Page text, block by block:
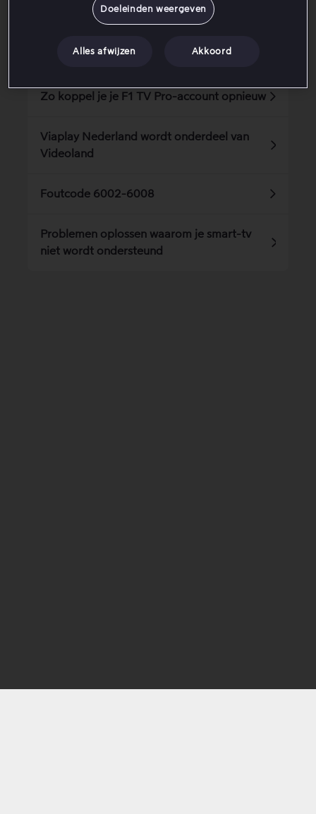
Gerelateerde artikelen
Zo koppel je je F1 TV Pro-account opnieuw
Viaplay Nederland wordt onderdeel van
Videoland
Foutcode 6002-6008
Problemen oplossen waarom je smart-tv
niet wordt ondersteund
Doeleinden weergeven
Alles afwijzen Akkoord